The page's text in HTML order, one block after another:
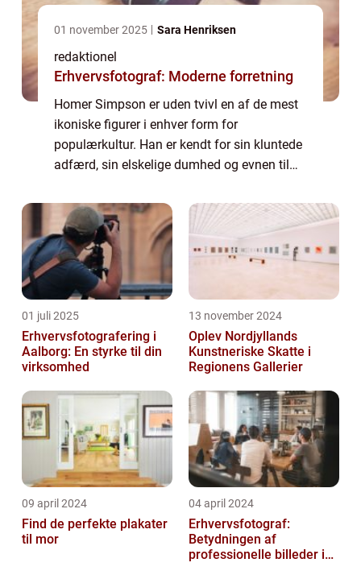
01 november 2025 Sara Henriksen
redaktionel
Erhvervsfotograf: Moderne forretning
Homer Simpson er uden tvivl en af de mest
ikoniske figurer i enhver form for
populærkultur. Han er kendt for sin kluntede
adfærd, sin elskelige dumhed og evnen til
situationer. Mens fiktive karakterer normalt
udfy...
01 juli 2025
Erhvervsfotografering i
Aalborg: En styrke til din
virksomhed
13 november 2024
Oplev Nordjyllands
Kunstneriske Skatte i
Regionens Gallerier
09 april 2024
Find de perfekte plakater
til mor
04 april 2024
Erhvervsfotograf:
Betydningen af
professionelle billeder i